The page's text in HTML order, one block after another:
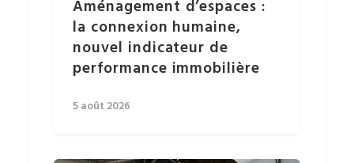
Aménagement d’espaces :
la connexion humaine,
nouvel indicateur de
performance immobilière
5 août 2026